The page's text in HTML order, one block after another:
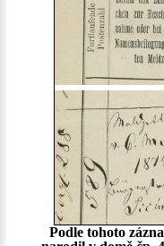
Podle tohoto